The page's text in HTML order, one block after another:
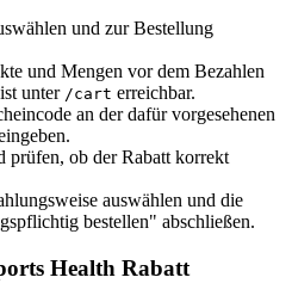
und zur Bestellung
und Mengen vor dem Bezahlen
unter /cart erreichbar.
an der dafür vorgesehenen
prüfen, ob der Rabatt korrekt
auswählen und die
bestellen" abschließen.
Health Rabatt